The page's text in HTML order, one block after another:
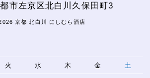
市左京区北白川久保田町3
京都 北白川 にしむら酒店
火 水 木 金 土